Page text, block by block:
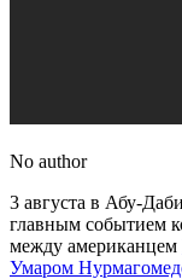
No author
3 августа в Абу-
главным событием
между американцем
Умаром